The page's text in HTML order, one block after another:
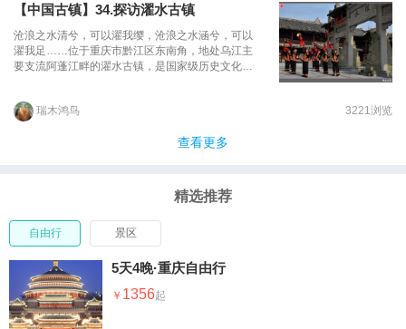
【中国古镇】34.探访濯水古镇
沧浪之水清兮，可以濯我缨，沧浪之水涵兮，可以
濯我足……位于重庆市黔江区东南角，地处乌江主
要支流阿蓬江畔的濯水古镇，是国家级历史文化名
古与乌江、酉水一起成为沟通三峡地区和江汉平原
国道319线穿境而过，古镇距黔江舟白机场只有26
渝东南这座千年古镇，一探究竟。濯水古镇是一个
集土家吊脚楼群落、水运码头、商贸集镇于一体的
千年古镇，濯水古镇兴起于唐代，兴盛于宋朝，明
清以后逐渐衰落，是渝东南地区最富盛名的古镇之
一。濯水初称“白鹤坝”，元明之际属酉阳土司辖
地。重要的商业地理位置，使濯水自古以来便成为
重要的驿站和商埠，自清代后期起，该地便已成为
川东南驿道、商道、盐道的必经之路。此时，此地
已商贾云集、店铺鳞次栉比。商贸的日益发达，迅
瑞木鸿鸟 3221浏览
查看更多
精选推荐
自由行 景区
5天4晚·重庆自由行
1356